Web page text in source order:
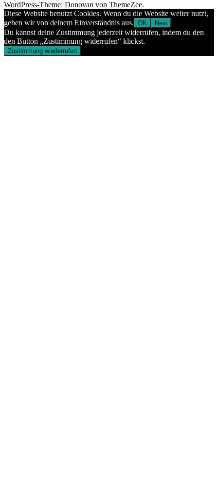
WordPress-Theme: Donovan von ThemeZee.
Diese Website benutzt Cookies. Wenn du die Website weiter nutzt,
gehen wir von deinem Einverständnis aus. OK Nein
Du kannst deine Zustimmung jederzeit widerrufen, indem du den
den Button „Zustimmung widerrufen“ klickst.
Zustimmung wiederrufen